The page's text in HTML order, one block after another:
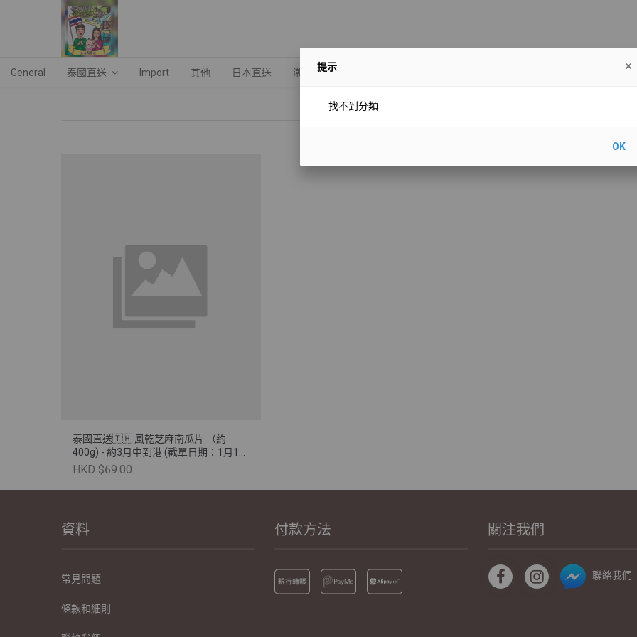
General 泰國直送 Import 其他 日本直送 潮流衣飾
泰國直送🇹🇭 風乾芝麻南瓜片 （約
400g) - 約3月中到港 (截單日期：1月18
日)
HKD $69.00
資料
常見問題
條款和細則
付款方法 關注我們
聯絡我們
提示
找不到分類
OK